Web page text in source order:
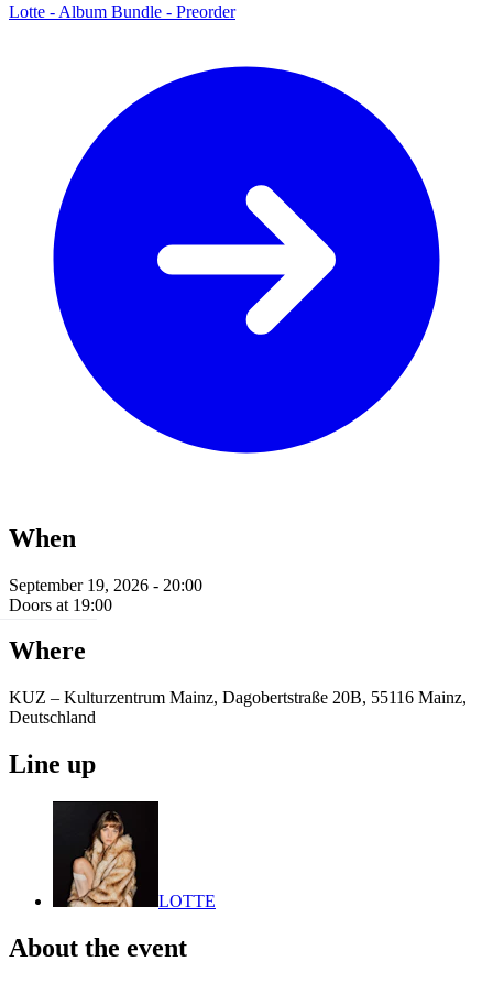
Lotte - Album Bundle - Preorder
When
September 19, 2026 - 20:00
Doors at 19:00
Where
KUZ – Kulturzentrum Mainz, Dagobertstraße 20B, 55116 Mainz,
Deutschland
Line up
LOTTE
About the event